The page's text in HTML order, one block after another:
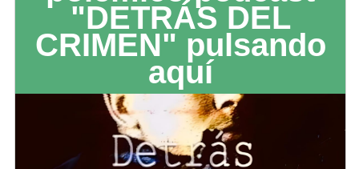
"DETRÁS DEL
CRIMEN" pulsando
aquí